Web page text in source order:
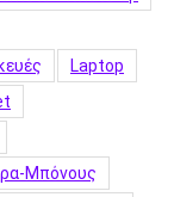
Laptop
Μπόνους